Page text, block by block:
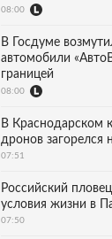
08:00
В Госдуме
автомобили
границей
08:00
В Краснодарском
дронов загорелся
07:51
Российский
условия жизни в
07:50